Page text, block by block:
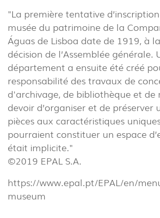
EXTÉRIEUR (22)
INDUSTRIEL (7)
TÉLÉCHARGEMENTS
PROJECTS
INFORMATION LÉGALE
EXPORLUX
NOUVELLES
CONTACTS
RAPPORTS
"La première tentative
musée du patrimoine de la
Águas de Lisboa date de 1919, à
décision de l’Assemblée générale.
département a ensuite été créé
responsabilité des travaux de
d'archivage, de bibliothèque et de
devoir d’organiser et de préserver
pièces aux caractéristiques
pourraient constituer un espace
était implicite."
©2019 EPAL S.A.
https://www.epal.pt/EPAL/en/
museum